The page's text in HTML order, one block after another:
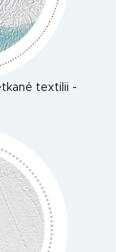
textilii -